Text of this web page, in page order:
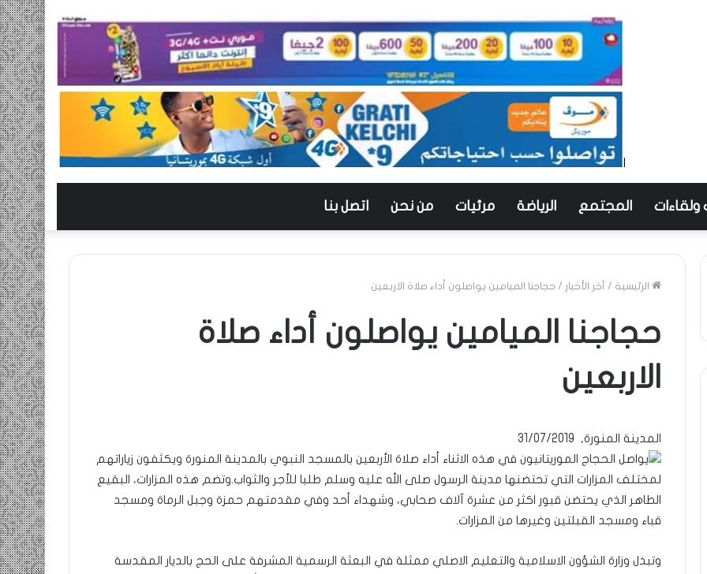
ولقاءات المجتمع الرياضة مرئيات من نحن اتصل بنا
الرئيسية / آخر الأخبار / حجاجنا الميامين يواصلون أداء صلاة الاربعين
حجاجنا الميامين يواصلون أداء صلاة
الاربعين
المدينة المنورة, 31/07/2019
يواصل الحجاج الموريتانيون في هذه الاثناء أداء صلاة الأربعين بالمسجد النبوي بالمدينة المنورة ويكثفون زياراتهم
لمختلف المزارات التي تحتضنها مدينة الرسول صلى الله عليه وسلم طلبا للأجر والثواب.وتضم هذه المزارات، البقيع
الطاهر الذي يحتضن قبور اكثر من عشرة آلاف صحابي، وشهداء أحد وفي مقدمتهم حمزة وجبل الرماة ومسجد
قباء ومسجد القبلتين وغيرها من المزارات.
وتبذل وزارة الشؤون الاسلامية والتعليم الاصلي ممثلة في البعثة الرسمية المشرفة على الحج بالديار المقدسة
أمتين…!!
ومضة ..أفول شمس الإنسانية في
حزب
الانصاف
…/
وسندان
ومضة : / …حزب الانصاف …/ بين
/
الشريف
بونا
ومضة…./ بومديد…..صرخة